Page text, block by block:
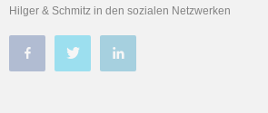
Hilger & Schmitz in den sozialen Netzwerken